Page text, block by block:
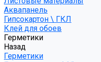
Аквапанель
Гипсокартон \ ГКЛ
Клей для обоев
Герметики
Назад
Герметики